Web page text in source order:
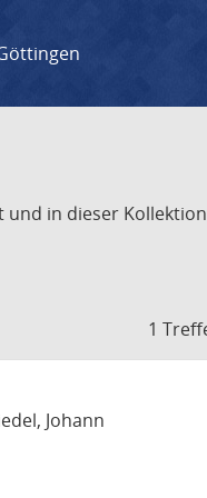
in dieser
1
Johann